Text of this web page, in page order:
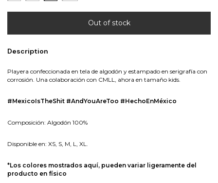
Description
Playera confeccionada en tela de algodón y estampado en serigrafía con
corrosión. Una colaboración con CMLL, ahora en tamaño kids.
#MexicoIsTheShit #AndYouAreToo #HechoEnMéxico
Composición: Algodón 100%
Disponible en: XS, S, M, L, XL.
*Los colores mostrados aquí, pueden variar ligeramente del
producto en físico